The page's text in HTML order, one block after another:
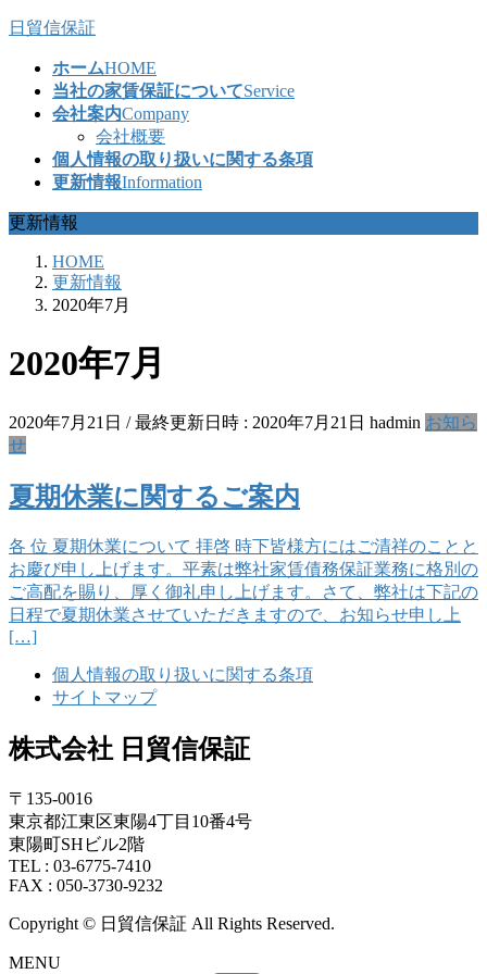
コ
ッ
プ
ナ
移
動
日貿信保証
ホームHOME
当社の家賃保証についてService
会社案内Company
会社概要
個人情報の取り扱いに関する条項
更新情報Information
更新情報
HOME
更新情報
2020年7月
2020年7月
2020年7月21日 / 最終更新日時 : 2020年7月21日 hadmin お知ら
せ
夏期休業に関するご案内
各 位 夏期休業について 拝啓 時下皆様方にはご清祥のことと
お慶び申し上げます。平素は弊社家賃債務保証業務に格別の
ご高配を賜り、厚く御礼申し上げます。さて、弊社は下記の
日程で夏期休業させていただきますので、お知らせ申し上
[…]
個人情報の取り扱いに関する条項
サイトマップ
株式会社 日貿信保証
〒135-0016
東京都江東区東陽4丁目10番4号
東陽町SHビル2階
TEL : 03-6775-7410
FAX : 050-3730-9232
Copyright © 日貿信保証 All Rights Reserved.
MENU